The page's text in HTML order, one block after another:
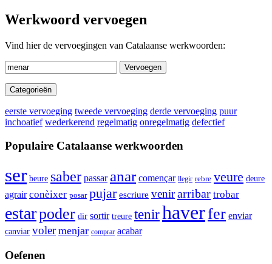
Werkwoord vervoegen
Vind hier de vervoegingen van Catalaanse werkwoorden:
Vervoegen
Categorieën
eerste vervoeging tweede vervoeging derde vervoeging puur
inchoatief wederkerend regelmatig onregelmatig defectief
Populaire Catalaanse werkwoorden
ser beure saber passar anar començar llegir rebre veure deure
agrair conèixer posar pujar escriure venirarribar trobar
estarpoder dir sortir treure tenirhaverfer enviar
canviar voler menjar comprar acabar
Oefenen